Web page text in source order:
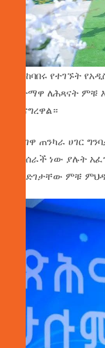
በአከባበሩ የተገኙት
ከተማዋ ለሕጻናት ምቹ
ተናግረዋል።
የነገዋ ጠንካራ ሀገር
እየሰራች ነው ያሉት
ለዕድገታቸው ምቹ